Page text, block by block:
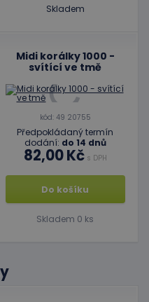
Skladem
Midi korálky 1000 -
svítící ve tmě
kód: 49 20755
Předpokládaný termín
dodání: do 14 dnů
82,00 Kčs DPH
Do košíku
Skladem 0 ks